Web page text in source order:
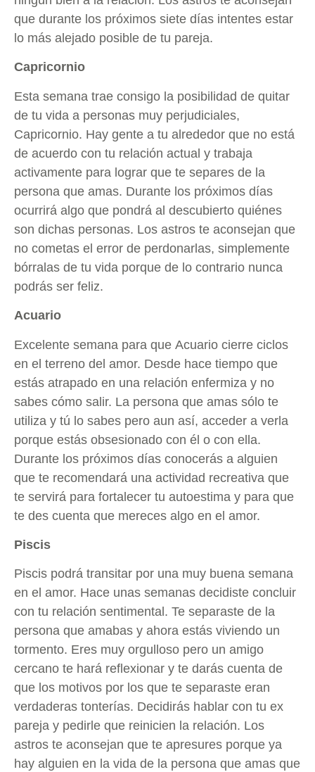
que durante los próximos siete días intentes estar
lo más alejado posible de tu pareja.
Capricornio
Esta semana trae consigo la posibilidad de quitar
de tu vida a personas muy perjudiciales,
Capricornio. Hay gente a tu alrededor que no está
de acuerdo con tu relación actual y trabaja
activamente para lograr que te separes de la
persona que amas. Durante los próximos días
ocurrirá algo que pondrá al descubierto quiénes
son dichas personas. Los astros te aconsejan que
no cometas el error de perdonarlas, simplemente
bórralas de tu vida porque de lo contrario nunca
podrás ser feliz.
Acuario
Excelente semana para que Acuario cierre ciclos
en el terreno del amor. Desde hace tiempo que
estás atrapado en una relación enfermiza y no
sabes cómo salir. La persona que amas sólo te
utiliza y tú lo sabes pero aun así, acceder a verla
porque estás obsesionado con él o con ella.
Durante los próximos días conocerás a alguien
que te recomendará una actividad recreativa que
te servirá para fortalecer tu autoestima y para que
te des cuenta que mereces algo en el amor.
Piscis
Piscis podrá transitar por una muy buena semana
en el amor. Hace unas semanas decidiste concluir
con tu relación sentimental. Te separaste de la
persona que amabas y ahora estás viviendo un
tormento. Eres muy orgulloso pero un amigo
cercano te hará reflexionar y te darás cuenta de
que los motivos por los que te separaste eran
verdaderas tonterías. Decidirás hablar con tu ex
pareja y pedirle que reinicien la relación. Los
astros te aconsejan que te apresures porque ya
hay alguien en la vida de la persona que amas que